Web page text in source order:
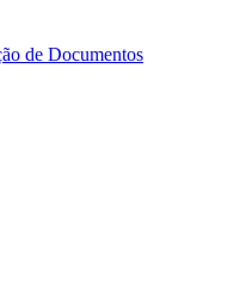
de Documentos